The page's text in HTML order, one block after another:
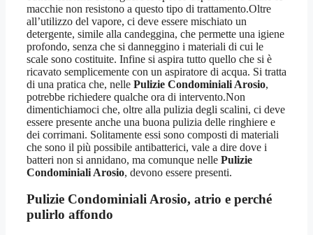
macchie non resistono a questo tipo di trattamento.Oltre
all’utilizzo del vapore, ci deve essere mischiato un
detergente, simile alla candeggina, che permette una igiene
profondo, senza che si danneggino i materiali di cui le
scale sono costituite. Infine si aspira tutto quello che si è
ricavato semplicemente con un aspiratore di acqua. Si tratta
di una pratica che, nelle Pulizie Condominiali Arosio,
potrebbe richiedere qualche ora di intervento.Non
dimentichiamoci che, oltre alla pulizia degli scalini, ci deve
essere presente anche una buona pulizia delle ringhiere e
dei corrimani. Solitamente essi sono composti di materiali
che sono il più possibile antibatterici, vale a dire dove i
batteri non si annidano, ma comunque nelle Pulizie
Condominiali Arosio, devono essere presenti.
Pulizie Condominiali Arosio, atrio e perché
pulirlo affondo